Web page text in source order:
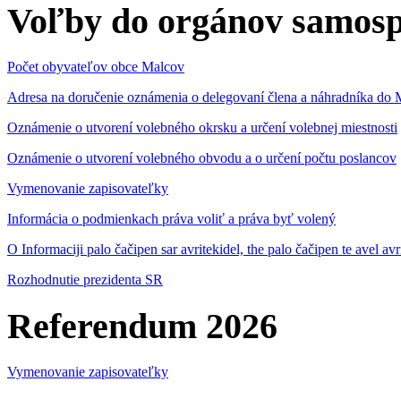
Voľby do orgánov
Počet obyvateľov obce Malcov
Adresa na doručenie oznámenia o delegovaní člena a náhradníka
Oznámenie o utvorení volebného okrsku a určení volebnej miestnosti
Oznámenie o utvorení volebného obvodu a o určení počtu poslancov
Vymenovanie zapisovateľky
Informácia o podmienkach práva voliť a práva byť volený
O Informaciji palo čačipen sar avritekidel, the palo čačipen te avel
Rozhodnutie prezidenta SR
Referendum 2026
Vymenovanie zapisovateľky